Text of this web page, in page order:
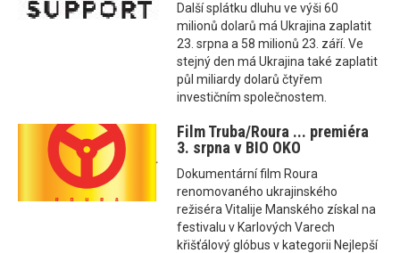
Další splátku dluhu ve výši 60
milionů dolarů má Ukrajina zaplatit
23. srpna a 58 milionů 23. září. Ve
stejný den má Ukrajina také zaplatit
půl miliardy dolarů čtyřem
investičním společnostem.
Film Truba/Roura ... premiéra
3. srpna v BIO OKO
Dokumentární film Roura
renomovaného ukrajinského
režiséra Vitalije Manského získal na
festivalu v Karlových Varech
křišťálový glóbus v kategorii Nejlepší